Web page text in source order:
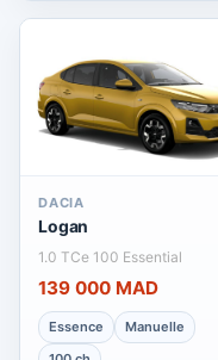
DACIA
Logan
1.0 TCe 100 Essential
139 000 MAD
Essence
Manuelle